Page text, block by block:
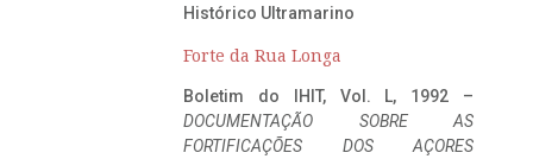
Histórico Ultramarino
Forte da Rua Longa
Boletim do IHIT, Vol. L, 1992 –
DOCUMENTAÇÃO SOBRE AS
FORTIFICAÇÕES DOS AÇORES